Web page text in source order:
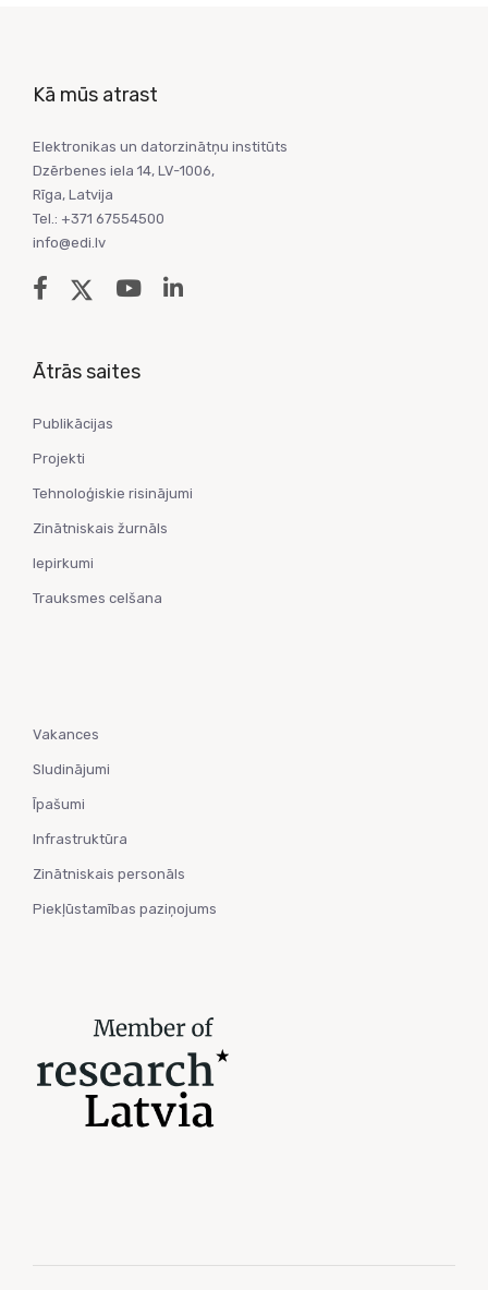
Kā mūs atrast
Elektronikas un datorzinātņu institūts
Dzērbenes iela 14, LV-1006,
Rīga, Latvija
Tel.: +371 67554500
info@edi.lv
Ātrās saites
Publikācijas
Projekti
Tehnoloģiskie risinājumi
Zinātniskais žurnāls
Iepirkumi
Trauksmes celšana
Vakances
Sludinājumi
Īpašumi
Infrastruktūra
Zinātniskais personāls
Piekļūstamības paziņojums